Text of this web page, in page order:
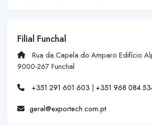
Filial Funchal
Rua da Capela do Amparo Edifício
9000-267 Funchal
+351 291 601 603 | +351 968 084
geral@exportech.com.pt